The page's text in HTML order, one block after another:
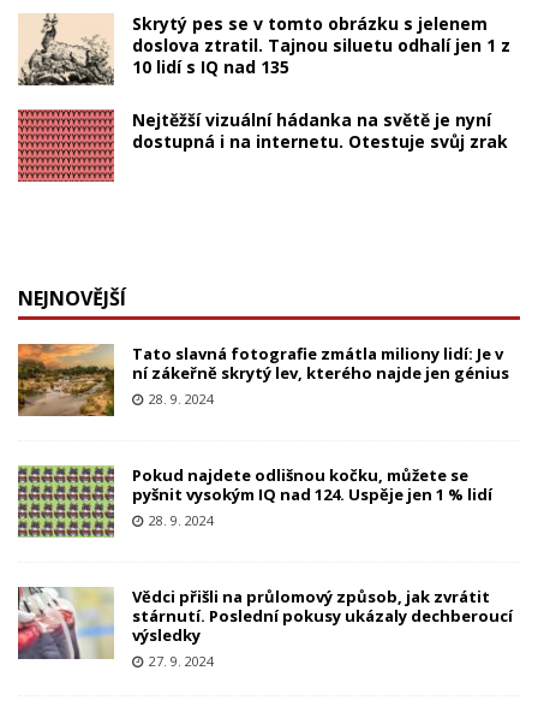
Skrytý pes se v tomto obrázku s jelenem
doslova ztratil. Tajnou siluetu odhalí jen 1 z
10 lidí s IQ nad 135
Nejtěžší vizuální hádanka na světě je nyní
dostupná i na internetu. Otestuje svůj zrak
NEJNOVĚJŠÍ
Tato slavná fotografie zmátla miliony lidí: Je v
ní zákeřně skrytý lev, kterého najde jen génius
28. 9. 2024
Pokud najdete odlišnou kočku, můžete se
pyšnit vysokým IQ nad 124. Uspěje jen 1 % lidí
28. 9. 2024
Vědci přišli na průlomový způsob, jak zvrátit
stárnutí. Poslední pokusy ukázaly dechberoucí
výsledky
27. 9. 2024